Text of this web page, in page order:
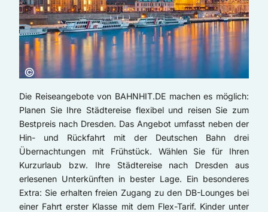
Copyright:
©
Die Reiseangebote von BAHNHIT.DE machen es möglich:
Planen Sie Ihre Städtereise flexibel und reisen Sie zum
Bestpreis nach Dresden. Das Angebot umfasst neben der
Hin- und Rückfahrt mit der Deutschen Bahn drei
Übernachtungen mit Frühstück. Wählen Sie für Ihren
Kurzurlaub bzw. Ihre Städtereise nach Dresden aus
erlesenen Unterkünften in bester Lage. Ein besonderes
Extra: Sie erhalten freien Zugang zu den DB-Lounges bei
einer Fahrt erster Klasse mit dem Flex-Tarif. Kinder unter